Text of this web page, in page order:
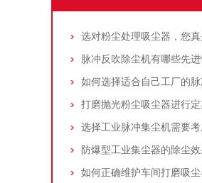
脉冲反吹除尘机有哪些先进